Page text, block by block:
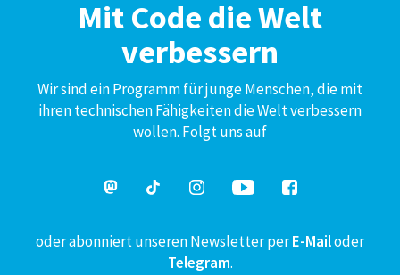
Mit Code die Welt
verbessern
Wir sind ein Programm für junge Menschen, die mit
ihren technischen Fähigkeiten die Welt verbessern
wollen. Folgt uns auf
oder abonniert unseren Newsletter perE-Mailoder
Telegram.